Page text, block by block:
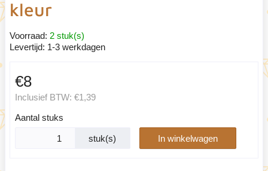
kleur
Voorraad: 2 stuk(s)
Levertijd: 1-3 werkdagen
€8
Inclusief BTW: €1,39
Aantal stuks
stuk(s) In winkelwagen